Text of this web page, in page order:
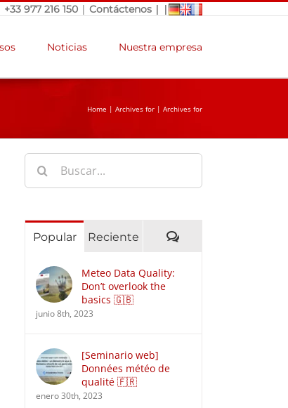
+33 977 216 150 | Contáctenos | |
Noticias Nuestra empresa
Home | Archives for | Archives for
Buscar:
Popular Reciente Comentarios
Meteo Data Quality:
Don’t overlook the
basics 🇬🇧
junio 8th, 2023
[Seminario web]
Données météo de
qualité 🇫🇷
enero 30th, 2023